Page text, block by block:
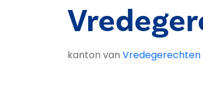
kanton van